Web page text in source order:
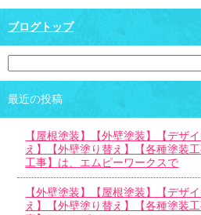
ブログトップ
最近の投稿
【屋根塗装】【外壁塗装】【デザ
え】【外壁塗り替え】【各種塗装
工事】は、エムピーワークスで
【外壁塗装】【屋根塗装】【デザ
え】【外壁塗り替え】【各種塗装